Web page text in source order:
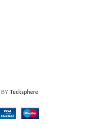
BY Tecksphere